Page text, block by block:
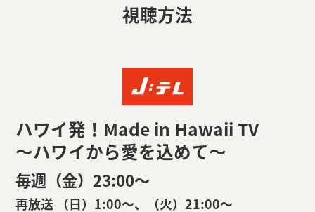
視聴方法
ハワイ発！Made in Hawaii TV
～ハワイから愛を込めて～
毎週（金）23:00〜
再放送 （日）1:00〜、（火）21:00〜